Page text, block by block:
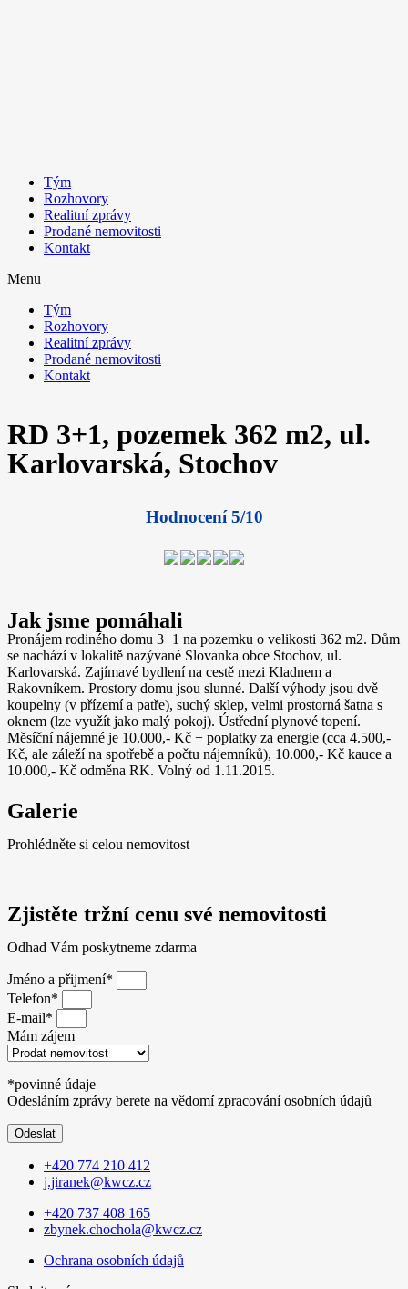
Tým
Rozhovory
Realitní zprávy
Prodané nemovitosti
Kontakt
Menu
Tým
Rozhovory
Realitní zprávy
Prodané nemovitosti
Kontakt
RD 3+1, pozemek 362 m2, ul.
Karlovarská, Stochov
Hodnocení 5/10
Jak jsme pomáhali
Pronájem rodiného domu 3+1 na pozemku o velikosti 362 m2. Dům
se nachází v lokalitě nazývané Slovanka obce Stochov, ul.
Karlovarská. Zajímavé bydlení na cestě mezi Kladnem a
Rakovníkem. Prostory domu jsou slunné. Další výhody jsou dvě
koupelny (v přízemí a patře), suchý sklep, velmi prostorná šatna s
oknem (lze využít jako malý pokoj). Ústřední plynové topení.
Měsíční nájemné je 10.000,- Kč + poplatky za energie (cca 4.500,-
Kč, ale záleží na spotřebě a počtu nájemníků), 10.000,- Kč kauce a
10.000,- Kč odměna RK. Volný od 1.11.2015.
Galerie
Prohlédněte si celou nemovitost
Zjistěte tržní cenu své nemovitosti
Odhad Vám poskytneme zdarma
Jméno a přijmení*
Telefon*
E-mail*
Mám zájem
*povinné údaje
Odesláním zprávy berete na vědomí zpracování osobních údajů
Odeslat
+420 774 210 412
j.jiranek@kwcz.cz
+420 737 408 165
zbynek.chochola@kwcz.cz
Ochrana osobních údajů